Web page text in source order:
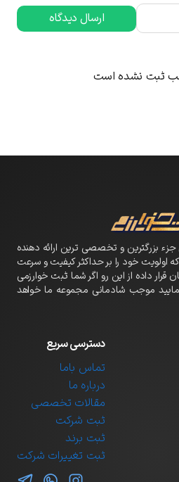
ارسال دیدگاه
ثبت نشده است
بزرگترین و تخصصی ترین ارائه دهنده
اولویت خود را بر حداکثر کیفیت و سرعت
داده از این رو اگر شما ثبت خوارزمی
موجب شادمانی مجموعه ما خواهد
دسترسی سریع
تماس باما
درباره ما
مقالات تخصصی
ثبت شرکت
ثبت برند
ثبت تغییرات شرکت